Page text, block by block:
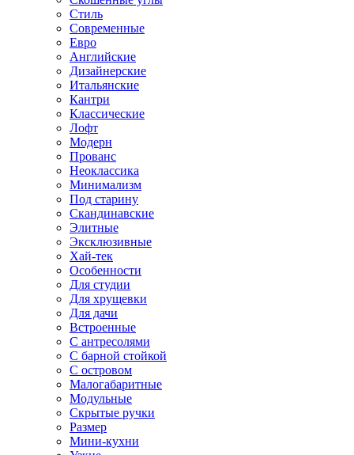
Стиль
Современные
Евро
Английские
Дизайнерские
Итальянские
Кантри
Классические
Лофт
Модерн
Прованс
Неоклассика
Минимализм
Под старину
Скандинавские
Элитные
Эксклюзивные
Хай-тек
Особенности
Для студии
Для хрущевки
Для дачи
Встроенные
С антресолями
С барной стойкой
С островом
Малогабаритные
Модульные
Скрытые ручки
Размер
Мини-кухни